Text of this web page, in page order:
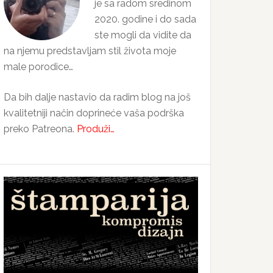
je sa radom sredinom
2020. godine i do sada
ste mogli da vidite da
na njemu predstavljam stil života moje
male porodice…
Da bih dalje nastavio da radim blog na još
kvalitetniji način doprineće vaša podrška
preko Patreona. Produži…